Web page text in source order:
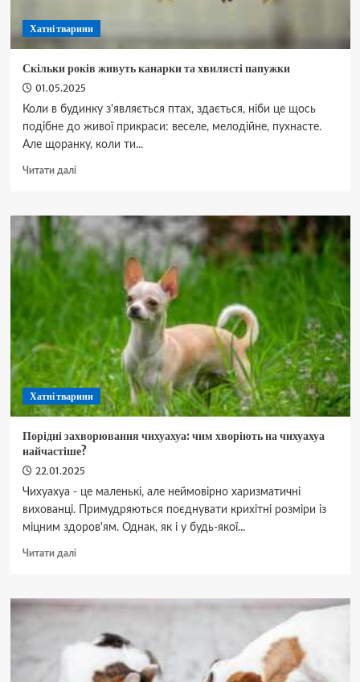
Хатні тварини
Скільки років живуть канарки та хвилясті папужки
01.05.2025
Коли в будинку з'являється птах, здається, ніби це щось
подібне до живої прикраси: веселе, мелодійне, пухнасте.
Але щоранку, коли ти...
Читати даліДокладніше
років
живуть
канарки
та
хвилясті
папужки
Хатні тварини
Порідні захворювання чихуахуа: чим хворіють на чихуахуа
найчастіше?
22.01.2025
Чихуахуа - це маленькі, але неймовірно харизматичні
вихованці. Примудряються поєднувати крихітні розміри із
міцним здоров'ям. Однак, як і у будь-якої...
Читати даліДокладніше
захворювання
чихуахуа:
хворіють
чихуахуа